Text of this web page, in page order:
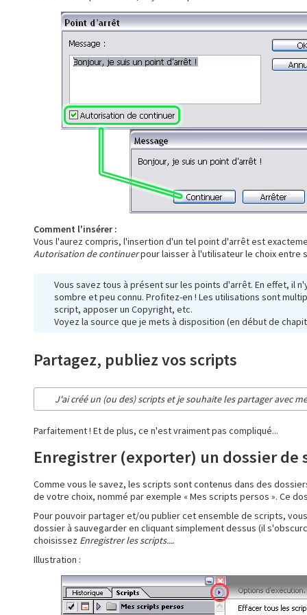
Comment l'insérer :
Vous l'aurez compris, l'insertion d'un tel point d'arrêt est
Autorisation de continuerpour laisser à l'utilisateur le choix entre
Vous savez tous à présent sur les points d'arrêt. En effet, il
sombre et peu connu. Profitez-en ! Les utilisations sont
script, apposer un Copyright, etc.
Voyez la source que je mets à disposition (en début de
Partagez, publiez vos scripts
J'ai créé un (ou des) scripts et je souhaite les partager avec
Parfaitement ! Et de plus, ce n'est vraiment pas compliqué...
Enregistrer (exporter) un dossier de
Comme vous le savez, les scripts sont contenus dans des
de votre choix, nommé par exemple « Mes scripts persos ». Ce
Pour pouvoir partager et/ou publier cet ensemble de scripts,
dossier à sauvegarder en cliquant simplement dessus (il
choisissez Enregistrer les scripts....
Illustration :